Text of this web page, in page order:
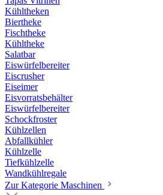
Kühltheken
Biertheke
Fischtheke
Kühltheke
Salatbar
Eiswürfelbereiter
Eiscrusher
Eiseimer
Eisvorratsbehälter
Eiswürfelbereiter
Schockfroster
Kühlzellen
Abfallkühler
Kühlzelle
Tiefkühlzelle
Wandkühlregale
Zur Kategorie Maschinen